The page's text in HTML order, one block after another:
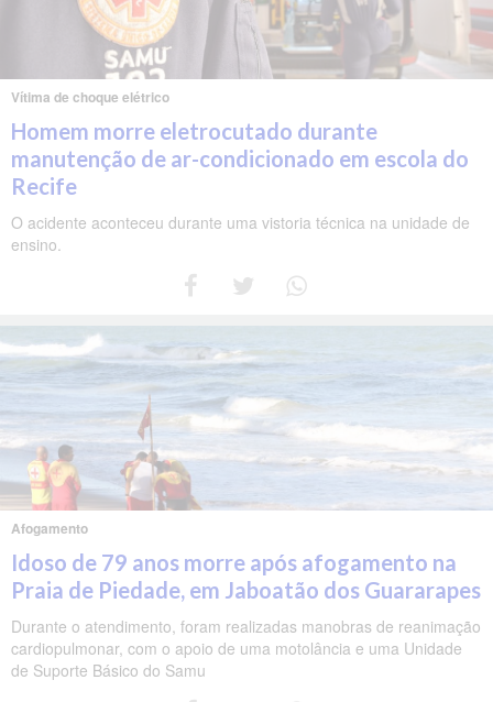
Vítima de choque elétrico
Homem morre eletrocutado durante
manutenção de ar-condicionado em escola do
Recife
O acidente aconteceu durante uma vistoria técnica na unidade de
ensino.
Afogamento
Idoso de 79 anos morre após afogamento na
Praia de Piedade, em Jaboatão dos Guararapes
Durante o atendimento, foram realizadas manobras de reanimação
cardiopulmonar, com o apoio de uma motolância e uma Unidade
de Suporte Básico do Samu